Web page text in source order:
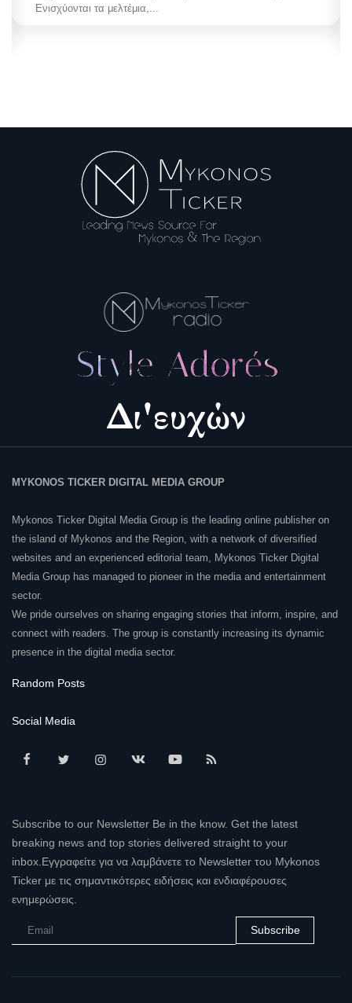
Ενισχύονται τα μελτέμια,...
MYKONOS TICKER DIGITAL MEDIA GROUP
Mykonos Ticker Digital Media Group is the leading online publisher on
the island of Mykonos and the Region, with a network of diversified
websites and an experienced editorial team, Mykonos Ticker Digital
Media Group has managed to pioneer in the media and entertainment
sector.
We pride ourselves on sharing engaging stories that inform, inspire, and
connect with readers. The group is constantly increasing its dynamic
presence in the digital media sector.
Random Posts
Social Media
Subscribe to our Newsletter Be in the know. Get the latest
breaking news and top stories delivered straight to your
inbox.Εγγραφείτε για να λαμβάνετε το Newsletter του Mykonos
Ticker με τις σημαντικότερες ειδήσεις και ενδιαφέρουσες
ενημερώσεις.
Subscribe